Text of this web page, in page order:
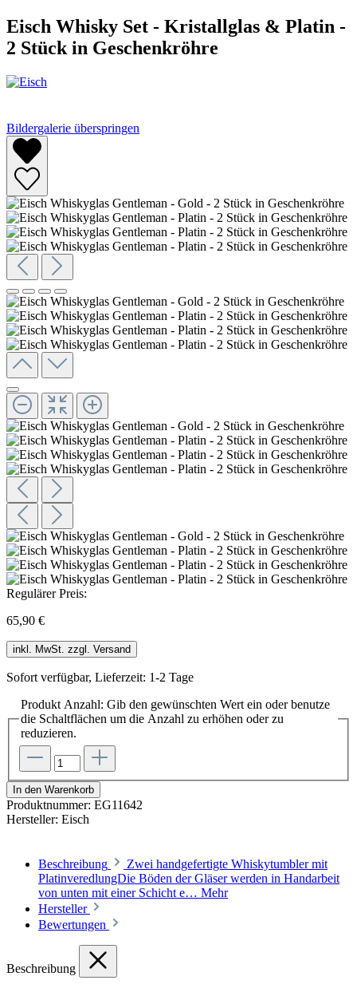
Eisch Whisky Set - Kristallglas & Platin -
2 Stück in Geschenkröhre
Bildergalerie überspringen
Regulärer Preis:
65,90 €
inkl. MwSt. zzgl. Versand
Sofort verfügbar, Lieferzeit: 1-2 Tage
Produkt Anzahl: Gib den gewünschten Wert ein oder benutze
die Schaltflächen um die Anzahl zu erhöhen oder zu
reduzieren.
In den Warenkorb
Produktnummer: EG11642
Hersteller: Eisch
Beschreibung
Zwei handgefertigte Whiskytumbler mit
PlatinveredlungDie Böden der Gläser werden in Handarbeit
von unten mit einer Schicht e… Mehr
Hersteller
Bewertungen
Beschreibung